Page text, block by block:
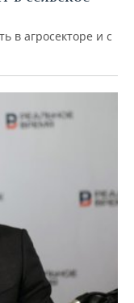
в агросекторе и с